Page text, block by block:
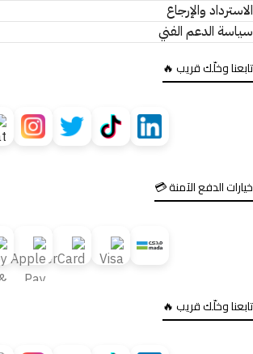
الاسترداد والإرجاع
سياسة الدعم الفني
تابعنا وخلّك قريب 🔥
خيارات الدفع الآمنة 💳
تابعنا وخلّك قريب 🔥